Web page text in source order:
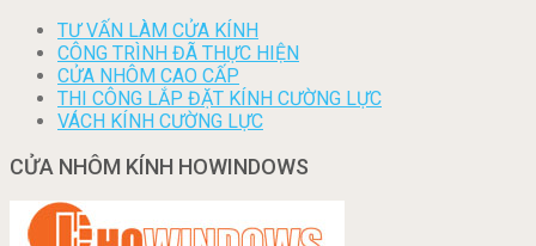
TƯ VẤN LÀM CỬA KÍNH
CÔNG TRÌNH ĐÃ THỰC HIỆN
CỬA NHÔM CAO CẤP
THI CÔNG LẮP ĐẶT KÍNH CƯỜNG LỰC
VÁCH KÍNH CƯỜNG LỰC
CỬA NHÔM KÍNH HOWINDOWS